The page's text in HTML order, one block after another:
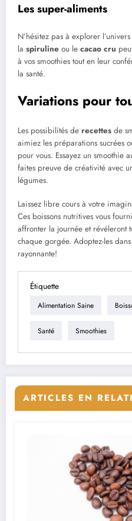
Les super-aliments
N’hésitez pas à explorer
la spiruline ou le cacao cru
à vos smoothies tout en leur
la santé.
Variations pour
Les possibilités de recettes de
aimiez les préparations sucrées
pour vous. Essayez un smoothie
faites preuve de créativité avec
légumes.
Laissez libre cours à votre
Ces boissons nutritives vous
affronter la journée et révéleront
chaque gorgée. Adoptez-les
rayonnante!
Étiquette
Alimentation Saine
Santé Smoothies
ARTICLES EN